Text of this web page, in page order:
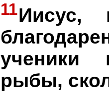
11Иисус,
ученики
рыбы,